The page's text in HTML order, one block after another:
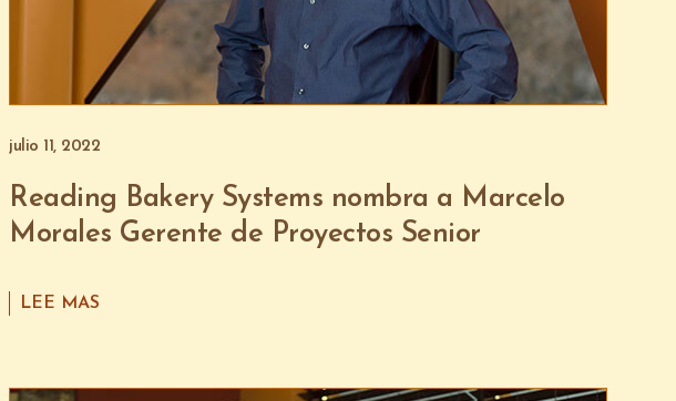
julio 11, 2022
Reading Bakery Systems nombra a Marcelo
Morales Gerente de Proyectos Senior
LEE MAS